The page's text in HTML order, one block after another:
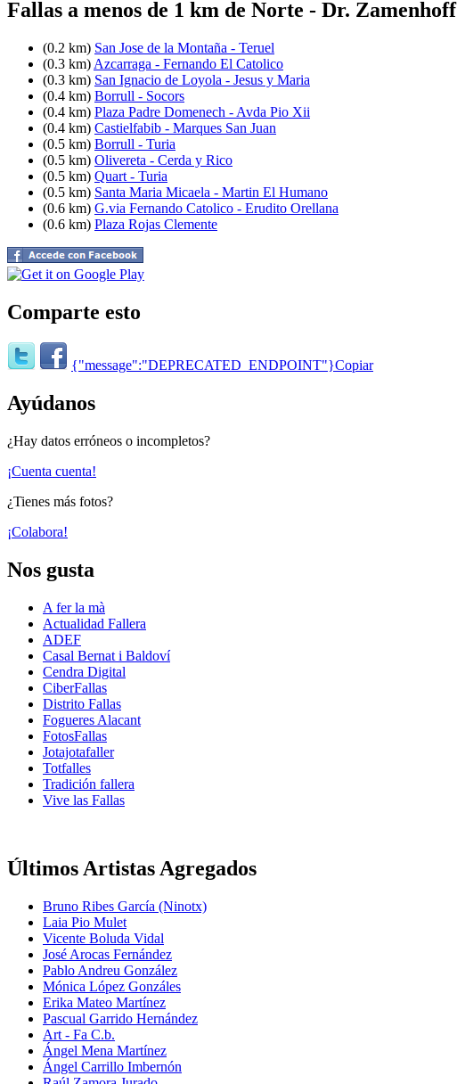
Fallas a menos de 1 km de Norte - Dr. Zamenhoff
(0.2 km) San Jose de la Montaña - Teruel
(0.3 km) Azcarraga - Fernando El Catolico
(0.3 km) San Ignacio de Loyola - Jesus y Maria
(0.4 km) Borrull - Socors
(0.4 km) Plaza Padre Domenech - Avda Pio Xii
(0.4 km) Castielfabib - Marques San Juan
(0.5 km) Borrull - Turia
(0.5 km) Olivereta - Cerda y Rico
(0.5 km) Quart - Turia
(0.5 km) Santa Maria Micaela - Martin El Humano
(0.6 km) G.via Fernando Catolico - Erudito Orellana
(0.6 km) Plaza Rojas Clemente
Comparte esto
{"message":"DEPRECATED_ENDPOINT"}Copiar
Ayúdanos
¿Hay datos erróneos o incompletos?
¡Cuenta cuenta!
¿Tienes más fotos?
¡Colabora!
Nos gusta
A fer la mà
Actualidad Fallera
ADEF
Casal Bernat i Baldoví
Cendra Digital
CiberFallas
Distrito Fallas
Fogueres Alacant
FotosFallas
Jotajotafaller
Totfalles
Tradición fallera
Vive las Fallas
Últimos Artistas Agregados
Bruno Ribes García (Ninotx)
Laia Pio Mulet
Vicente Boluda Vidal
José Arocas Fernández
Pablo Andreu González
Mónica López Gonzáles
Erika Mateo Martínez
Pascual Garrido Hernández
Art - Fa C.b.
Ángel Mena Martínez
Ángel Carrillo Imbernón